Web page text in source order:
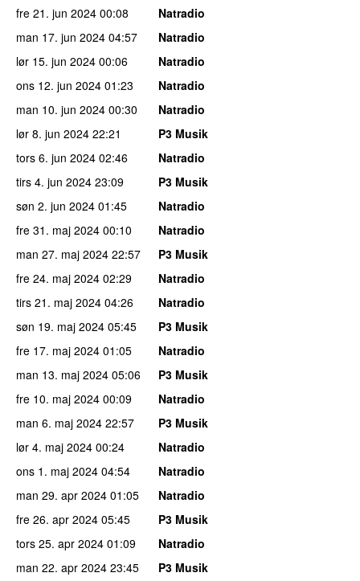
fre 21. jun 2024 00:08
Natradio
man 17. jun 2024 04:57
Natradio
lør 15. jun 2024 00:06
Natradio
ons 12. jun 2024 01:23
Natradio
man 10. jun 2024 00:30
Natradio
lør 8. jun 2024 22:21
P3 Musik
tors 6. jun 2024 02:46
Natradio
tirs 4. jun 2024 23:09
P3 Musik
søn 2. jun 2024 01:45
Natradio
fre 31. maj 2024 00:10
Natradio
man 27. maj 2024 22:57
P3 Musik
fre 24. maj 2024 02:29
Natradio
tirs 21. maj 2024 04:26
Natradio
søn 19. maj 2024 05:45
P3 Musik
fre 17. maj 2024 01:05
Natradio
man 13. maj 2024 05:06
P3 Musik
fre 10. maj 2024 00:09
Natradio
man 6. maj 2024 22:57
P3 Musik
lør 4. maj 2024 00:24
Natradio
ons 1. maj 2024 04:54
Natradio
man 29. apr 2024 01:05
Natradio
fre 26. apr 2024 05:45
P3 Musik
tors 25. apr 2024 01:09
Natradio
man 22. apr 2024 23:45 P3 Musik